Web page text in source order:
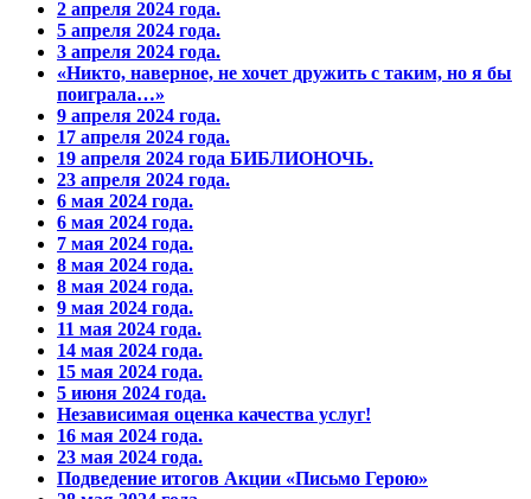
2 апреля 2024 года.
5 апреля 2024 года.
3 апреля 2024 года.
«Никто, наверное, не хочет дружить с таким, но я бы
поиграла…»
9 апреля 2024 года.
17 апреля 2024 года.
19 апреля 2024 года БИБЛИОНОЧЬ.
23 апреля 2024 года.
6 мая 2024 года.
6 мая 2024 года.
7 мая 2024 года.
8 мая 2024 года.
8 мая 2024 года.
9 мая 2024 года.
11 мая 2024 года.
14 мая 2024 года.
15 мая 2024 года.
5 июня 2024 года.
Независимая оценка качества услуг!
16 мая 2024 года.
23 мая 2024 года.
Подведение итогов Акции «Письмо Герою»